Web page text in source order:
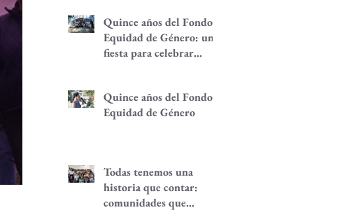
Quince años del Fondo
Equidad de Género: una
fiesta para celebrar
mujeres y alternativas
económicas
Quince años del Fondo
Equidad de Género
Todas tenemos una
historia que contar:
comunidades que